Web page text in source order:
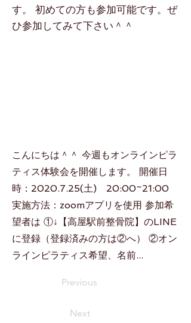
す。 初めての方も参加可能です。ぜ
ひ参加してみて下さい＾＾
こんにちは＾＾ 今週もオンラインピラ
ティス体験会を開催します。 開催日
時：2020.7.25(土) 20:00~21:00
実施方法：zoomアプリを使用 参加希
望者は ①↓【高屋駅前整骨院】のLINE
に登録（登録済みの方は②へ） ②オン
ラインピラティス希望、名前...
Previous
Next